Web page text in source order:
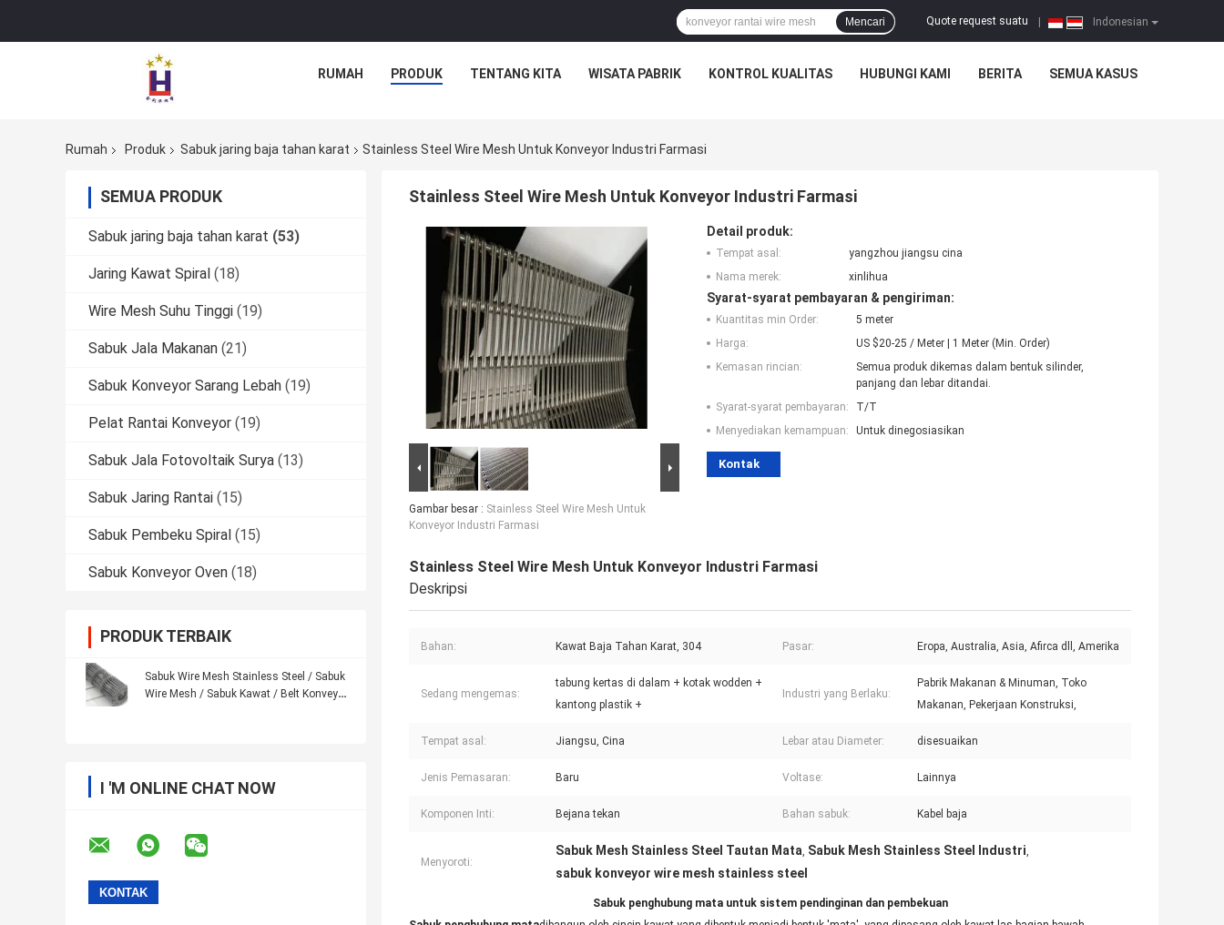
Indonesian
Quote request suatu
Mencari
RUMAH PRODUK TENTANG KITA WISATA PABRIK KONTROL KUALITAS HUBUNGI KAMI BERITA SEMUA KASUS
Rumah Produk Sabuk jaring baja tahan karat Stainless Steel Wire Mesh Untuk Konveyor Industri Farmasi
SEMUA PRODUK
Sabuk jaring baja tahan karat (53)
Jaring Kawat Spiral (18)
Wire Mesh Suhu Tinggi (19)
Sabuk Jala Makanan (21)
Sabuk Konveyor Sarang Lebah (19)
Pelat Rantai Konveyor (19)
Sabuk Jala Fotovoltaik Surya (13)
Sabuk Jaring Rantai (15)
Sabuk Pembeku Spiral (15)
Sabuk Konveyor Oven (18)
PRODUK TERBAIK
Sabuk Wire Mesh Stainless Steel / Sabuk
Wire Mesh / Sabuk Kawat / Belt Konveyor
I 'M ONLINE CHAT NOW
Stainless Steel Wire Mesh Untuk Konveyor Industri Farmasi
Gambar besar : Stainless Steel Wire Mesh Untuk
Konveyor Industri Farmasi
Detail produk:
Tempat asal:
yangzhou jiangsu cina
Nama merek:
xinlihua
Syarat-syarat pembayaran & pengiriman:
Kuantitas min Order:
5 meter
Harga:
US $20-25 / Meter | 1 Meter (Min. Order)
Kemasan rincian:
Semua produk dikemas dalam bentuk silinder,
panjang dan lebar ditandai.
Syarat-syarat pembayaran:
T/T
Menyediakan kemampuan:
Untuk dinegosiasikan
Kontak
Stainless Steel Wire Mesh Untuk Konveyor Industri Farmasi
Deskripsi
Bahan: Kawat Baja Tahan Karat, 304 Pasar: Eropa, Australia, Asia, Afirca dll, Amerika
Sedang mengemas:
tabung kertas di dalam + kotak wodden +
kantong plastik +
Industri yang Berlaku:
Pabrik Makanan & Minuman, Toko
Makanan, Pekerjaan Konstruksi,
Tempat asal: Jiangsu, Cina Lebar atau Diameter: disesuaikan
Jenis Pemasaran: Baru Voltase: Lainnya
Komponen Inti: Bejana tekan Bahan sabuk: Kabel baja
Menyoroti:
Sabuk Mesh Stainless Steel Tautan Mata, Sabuk Mesh Stainless Steel Industri,
sabuk konveyor wire mesh stainless steel
Sabuk penghubung mata untuk sistem pendinginan dan pembekuan